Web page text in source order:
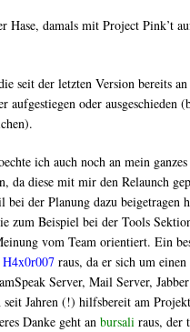
Hase, damals mit Project Pink’t
seit der letzten Version bereits
aufgestiegen oder ausgeschieden
ich auch noch an mein
da diese mit mir den Relaunch
bei der Planung dazu beigetragen
zum Beispiel bei der Tools
vom Team orientiert. Ein
H4x0r007raus, da er sich um
Server, Mail Server,
seit Jahren (!) hilfsbereit am
Danke geht an bursaliraus, der